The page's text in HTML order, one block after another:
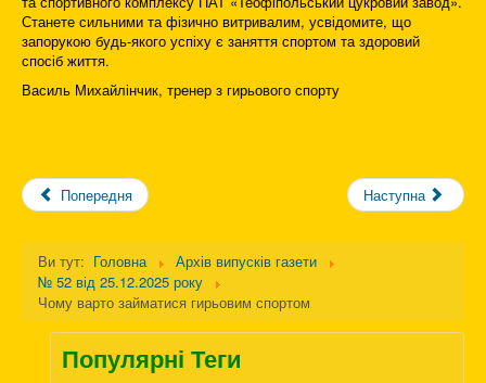
Станете сильними та фізично витривалим, усвідомите, що
запорукою будь-якого успіху є заняття спортом та здоровий
спосіб життя.
Василь Михайлінчик, тренер з гирьового спорту
Попередня Наступна
Ви тут: Головна
Архів випусків газети
№ 52 від 25.12.2025 року
Чому варто займатися гирьовим спортом
Популярні Теги